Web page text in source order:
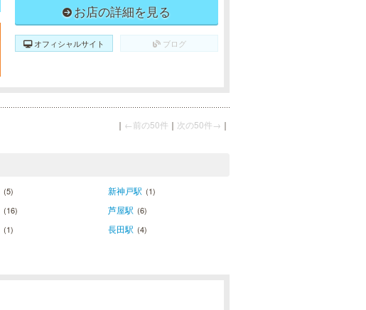
お店の詳細を見る
オフィシャルサイト ブログ
｜ ←前の50件 ｜ 次の50件→ ｜
(5) 新神戸駅 (1)
(16) 芦屋駅 (6)
(1) 長田駅 (4)